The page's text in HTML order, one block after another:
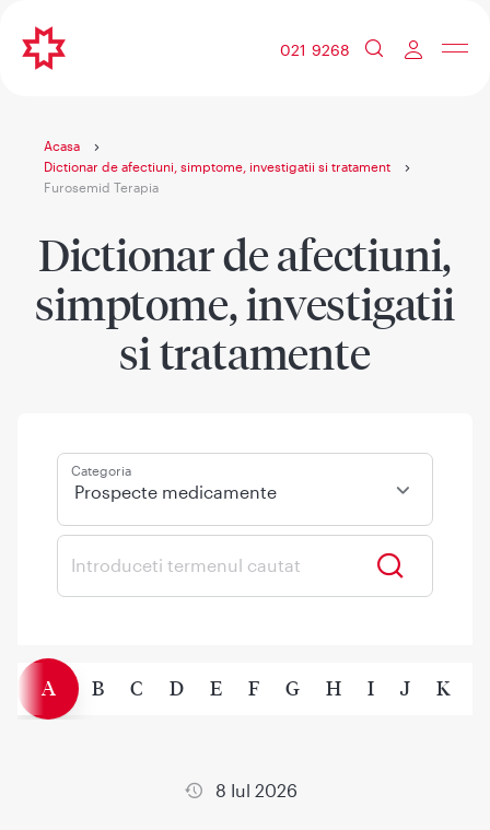
021 9268
Acasa
Dictionar de afectiuni, simptome, investigatii si tratament
Furosemid Terapia
Dictionar de afectiuni,
simptome, investigatii
si tratamente
Categoria
Prospecte medicamente
A B C D E F G H I J K
8 Iul 2026